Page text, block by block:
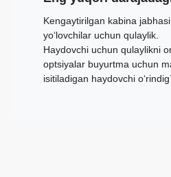
Kengaytirilgan kabina
yo‘lovchilar uchun qulaylik.
Haydovchi uchun qulaylikni
optsiyalar buyurtma uchun
isitiladigan haydovchi